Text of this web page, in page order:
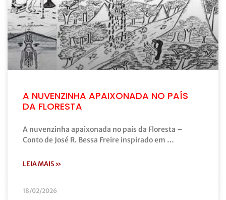
A NUVENZINHA APAIXONADA NO PAÍS
DA FLORESTA
A nuvenzinha apaixonada no país da Floresta –
Conto de José R. Bessa Freire inspirado em …
LEIA MAIS »
18/02/2026